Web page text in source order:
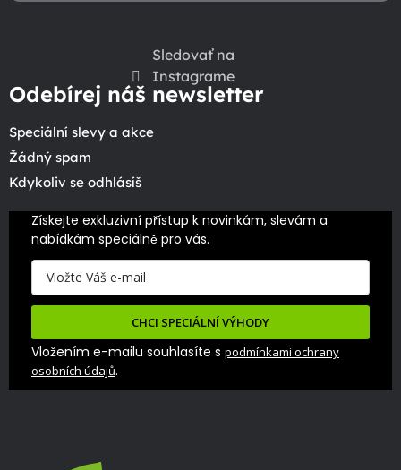
Sledovať na
Instagrame
Odebírej náš newsletter
Speciální slevy a akce
Žádný spam
Kdykoliv se odhlásíš
Získejte exkluzivní přístup k novinkám, slevám a
nabídkám speciálně pro vás.
CHCI SPECIÁLNÍ VÝHODY
Vložením e-mailu souhlasíte s podmínkami ochrany
osobních údajů.